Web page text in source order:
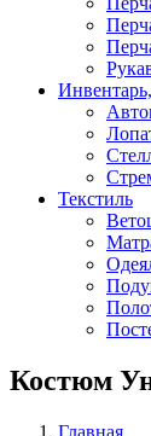
Текстиль
Костюм
Главная